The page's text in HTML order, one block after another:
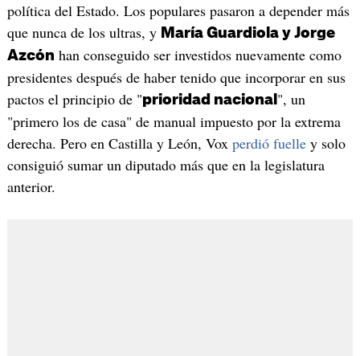
política del Estado. Los populares pasaron a depender más
que nunca de los ultras, y María Guardiola y Jorge
Azcón han conseguido ser investidos nuevamente como
presidentes después de haber tenido que incorporar en sus
pactos el principio de "prioridad nacional ", un
"primero los de casa" de manual impuesto por la extrema
derecha. Pero en Castilla y León, Vox perdió fuelley solo
consiguió sumar un diputado más que en la legislatura
anterior.